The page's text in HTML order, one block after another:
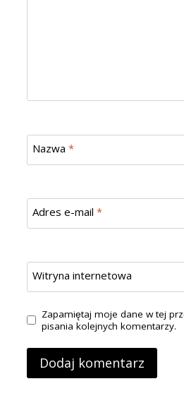
Nazwa *
Adres e-mail *
Witryna internetowa
Zapamiętaj moje dane w tej
pisania kolejnych komentarzy.